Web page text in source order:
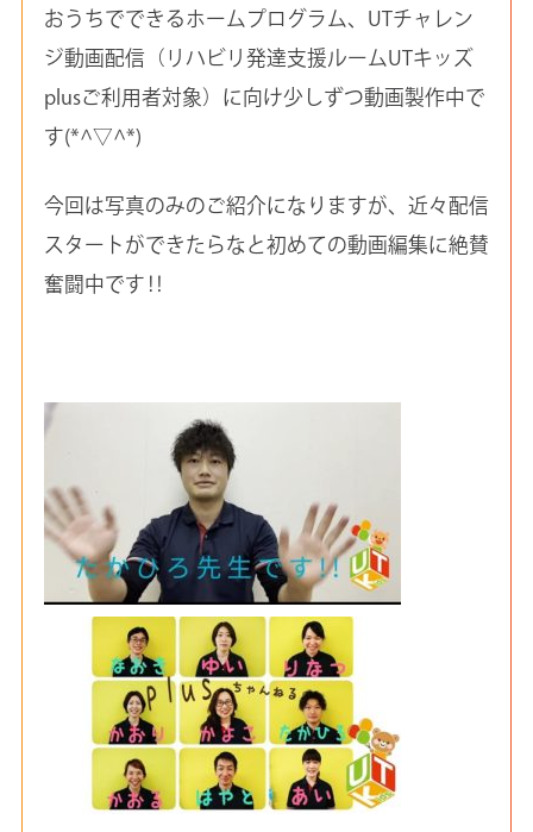
おうちでできるホームプログラム、UTチャレン
ジ動画配信（リハビリ発達支援ルームUTキッズ
plusご利用者対象）に向け少しずつ動画製作中で
す(*^▽^*)
今回は写真のみのご紹介になりますが、近々配信
スタートができたらなと初めての動画編集に絶賛
奮闘中です‼